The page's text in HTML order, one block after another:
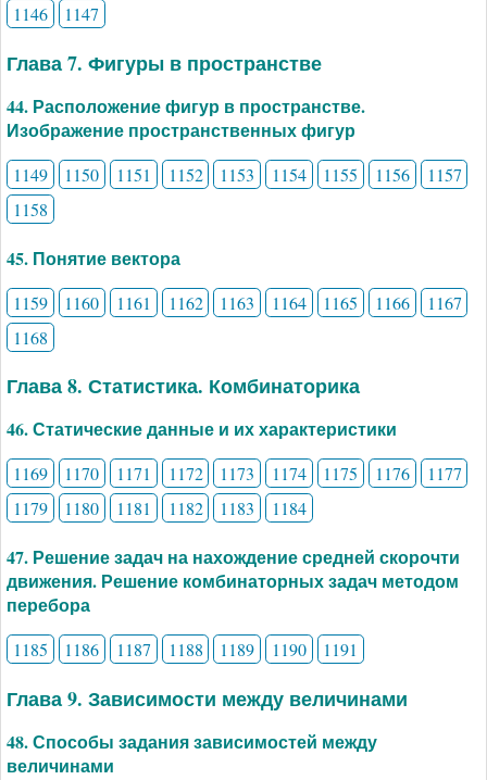
1146
1147
Глава 7. Фигуры в пространстве
44. Расположение фигур в пространстве.
Изображение пространственных фигур
1149 1150 1151 1152 1153 1154 1155 1156
1157
1158
45. Понятие вектора
1159 1160 1161 1162 1163 1164 1165 1166
1167
1168
Глава 8. Статистика. Комбинаторика
46. Статические данные и их характеристики
1169 1170 1171 1172 1173 1174 1175 1176
1177
1179
1180 1181 1182 1183 1184
47. Решение задач на нахождение средней скорочти
движения. Решение комбинаторных задач методом
перебора
1185 1186 1187 1188 1189 1190 1191
Глава 9. Зависимости между величинами
48. Способы задания зависимостей между
величинами